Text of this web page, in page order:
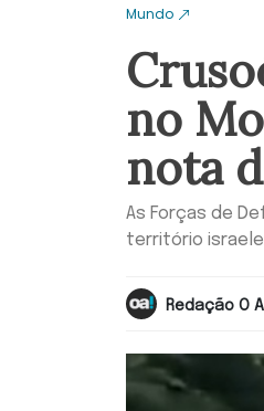
Mundo
no
nota
As Forças de
território
Redação O